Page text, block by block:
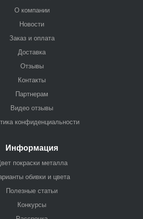
О компании
Новости
Заказ и оплата
Доставка
Отзывы
Контакты
Партнерам
Видео отзывы
конфиденциальности
Информация
покраски металла
обивки и цвета
Полезные статьи
Конкурсы